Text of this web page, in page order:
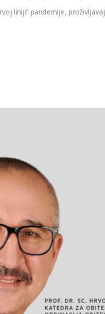
liniji“ pandemije,